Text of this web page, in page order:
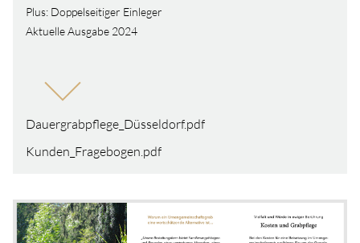
Plus: Doppelseitiger Einleger
Aktuelle Ausgabe 2024
Dauergrabpflege_Düsseldorf.pdf
Kunden_Fragebogen.pdf